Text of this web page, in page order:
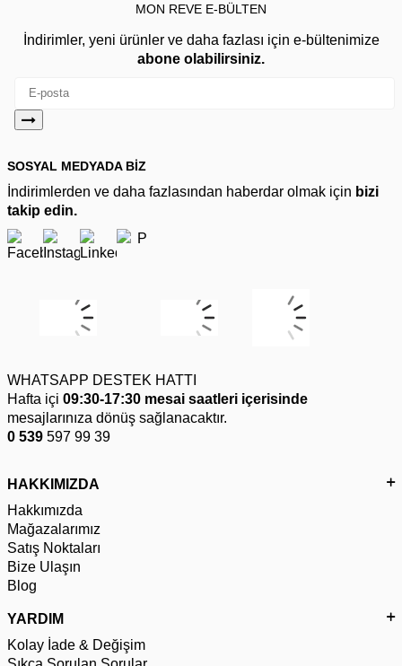
MON REVE E-BÜLTEN
İndirimler, yeni ürünler ve daha fazlası için e-bültenimize
abone olabilirsiniz.
SOSYAL MEDYADA BİZ
İndirimlerden ve daha fazlasından haberdar olmak için bizi
takip edin.
WHATSAPP DESTEK HATTI
Hafta içi 09:30-17:30 mesai saatleri içerisinde
mesajlarınıza dönüş sağlanacaktır.
0 539 597 99 39
HAKKIMIZDA
Hakkımızda
Mağazalarımız
Satış Noktaları
Bize Ulaşın
Blog
YARDIM
Kolay İade & Değişim